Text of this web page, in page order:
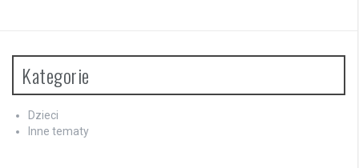
Kategorie
Dzieci
Inne tematy